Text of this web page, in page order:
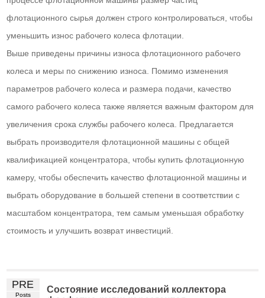
флотационного сырья должен строго контролироваться, чтобы
уменьшить износ рабочего колеса флотации.
Выше приведены причины износа флотационного рабочего
колеса и меры по снижению износа. Помимо изменения
параметров рабочего колеса и размера подачи, качество
самого рабочего колеса также является важным фактором для
увеличения срока службы рабочего колеса. Предлагается
выбрать производителя флотационной машины с общей
квалификацией концентратора, чтобы купить флотационную
камеру, чтобы обеспечить качество флотационной машины и
выбрать оборудование в большей степени в соответствии с
масштабом концентратора, тем самым уменьшая обработку
стоимость и улучшить возврат инвестиций.
PRE
Posts
Состояние исследований коллектора